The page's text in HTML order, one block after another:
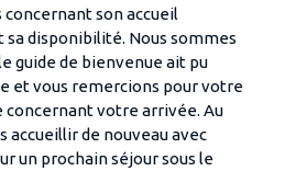
son accueil
sa disponibilité. Nous sommes
guide de bienvenue ait pu
et vous remercions pour votre
concernant votre arrivée. Au
accueillir de nouveau avec
un prochain séjour sous le